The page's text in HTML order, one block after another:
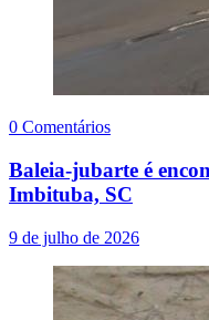
0 Comentários
Baleia-jubarte é
Imbituba, SC
9 de julho de 2026